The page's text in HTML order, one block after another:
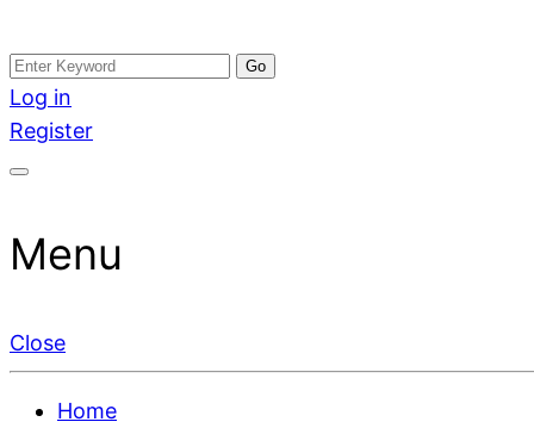
Skip
to
content
อสังหาโพสต์ รีวิวเยอะ รับจ้างโพสต์ขายบ้าน รับจ้างโพ
ติดGoogleหน้าแรกได้จริงๆ ใน 7 วัน
รับจ้างโพสอสังหา ขายบ้าน อสังหาโพสต์ เชื่อถือได้จริง
เดียว ที่กล้าการันตีผลงาน ประสบการณ์กว่า20ปี ทีมงาน
Search
for:
Log in
Register
Menu
Close
Home